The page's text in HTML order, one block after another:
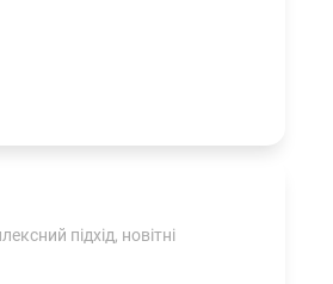
підхід, новітні